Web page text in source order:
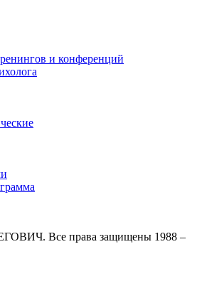
и конференций
Все права защищены 1988 –